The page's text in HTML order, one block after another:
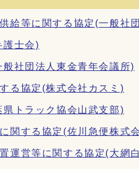
給等に関する協定(一般社
護士会)
社団法人東金青年会議所)
る協定(株式会社カスミ)
トラック協会山武支部)
関する協定(佐川急便株式
運営等に関する協定(大網